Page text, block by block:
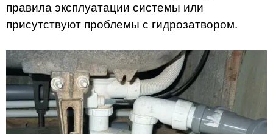
правила эксплуатации системы или
присутствуют проблемы с гидрозатвором.